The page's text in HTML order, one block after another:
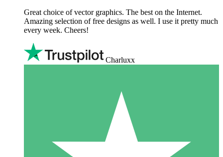
Great choice of vector graphics. The best on the Internet.
Amazing selection of free designs as well. I use it pretty much
every week. Cheers!
Charluxx